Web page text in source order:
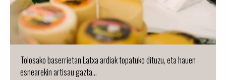
Tolosako baserrietan Latxa ardiak topatuko dituzu, eta hauen
esnearekin artisau gazta...